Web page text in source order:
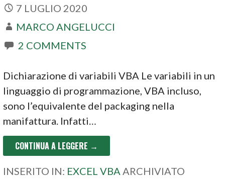
7 LUGLIO 2020
MARCO ANGELUCCI
2 COMMENTS
Dichiarazione di variabili VBA Le variabili in un
linguaggio di programmazione, VBA incluso,
sono l’equivalente del packaging nella
manifattura. Infatti…
CONTINUA A LEGGERE →
INSERITO IN: EXCEL VBA ARCHIVIATO